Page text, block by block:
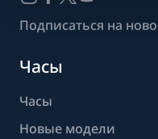
Подписаться на
Часы
Часы
Новые модели